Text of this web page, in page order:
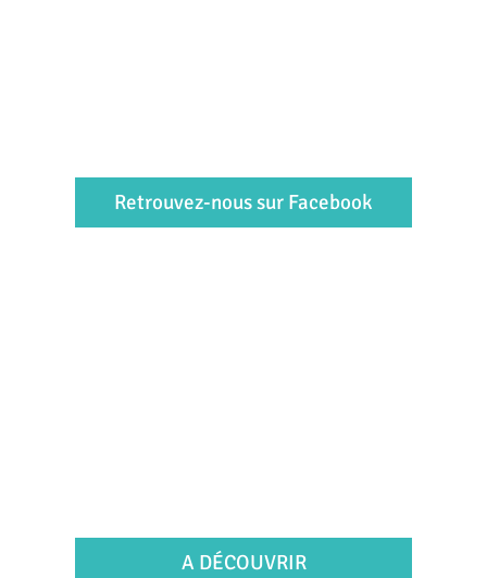
Retrouvez-nous sur Facebook
A DÉCOUVRIR